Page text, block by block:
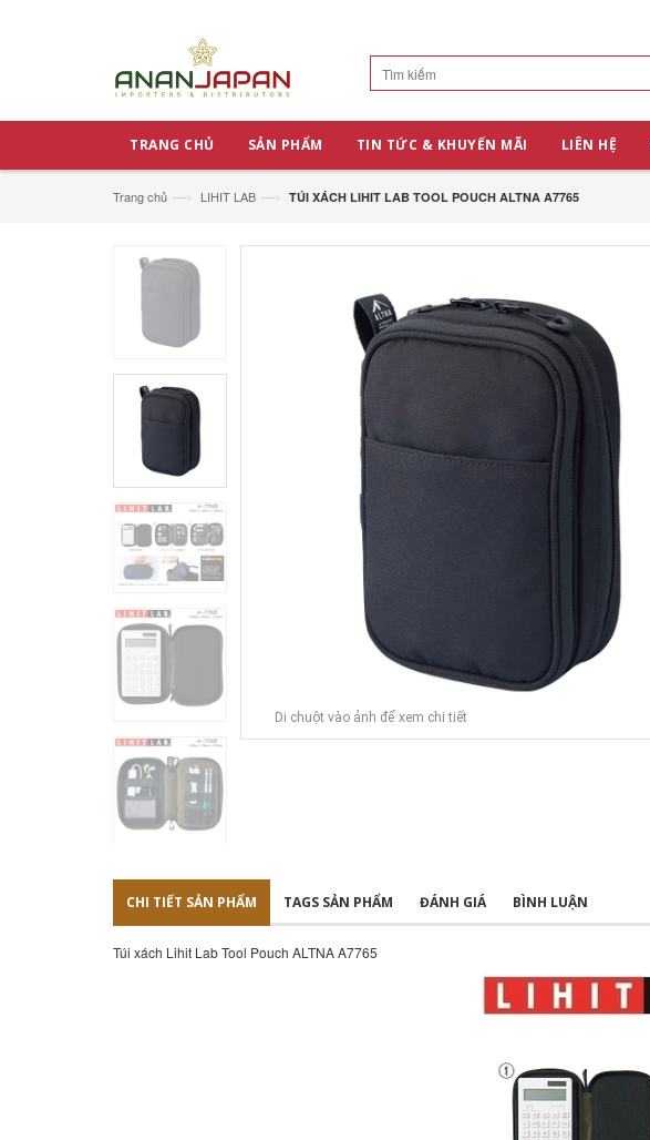
TRANG CHỦ SẢN PHẨM TIN TỨC & KHUYẾN MÃI LIÊN HỆ
Trang chủ —› LIHIT LAB —› TÚI XÁCH LIHIT LAB TOOL POUCH ALTNA A7765
Di chuột vào ảnh để xem chi tiết
CHI TIẾT SẢN PHẨM TAGS SẢN PHẨM ĐÁNH GIÁ BÌNH LUẬN
Túi xách Lihit Lab Tool Pouch ALTNA A7765